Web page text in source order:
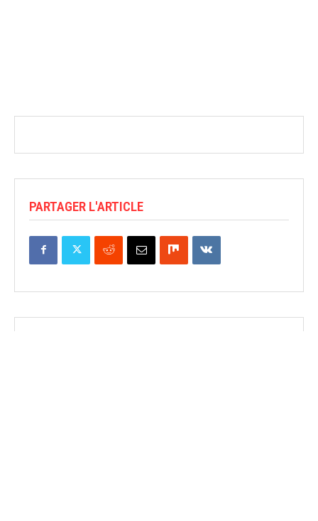
PARTAGER L'ARTICLE